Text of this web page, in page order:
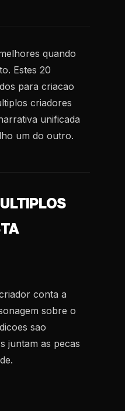
quando
Estes 20
para criacao
criadores
unificada
um do outro.
conta a
sobre o
sao
juntam as pecas